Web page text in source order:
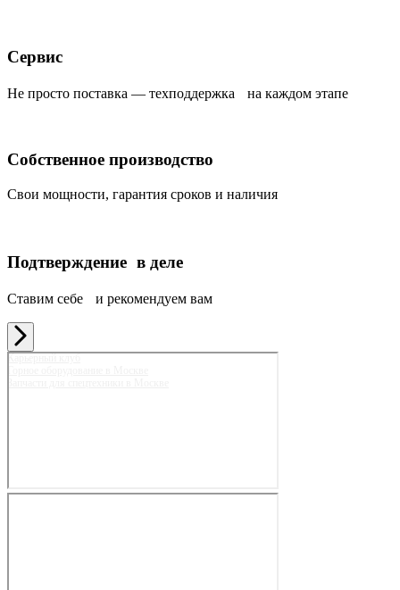
Сервис
Не просто поставка — техподдержка на каждом этапе
Собственное производство
Свои мощности, гарантия сроков и наличия
Подтверждение в деле
Ставим себе и рекомендуем вам